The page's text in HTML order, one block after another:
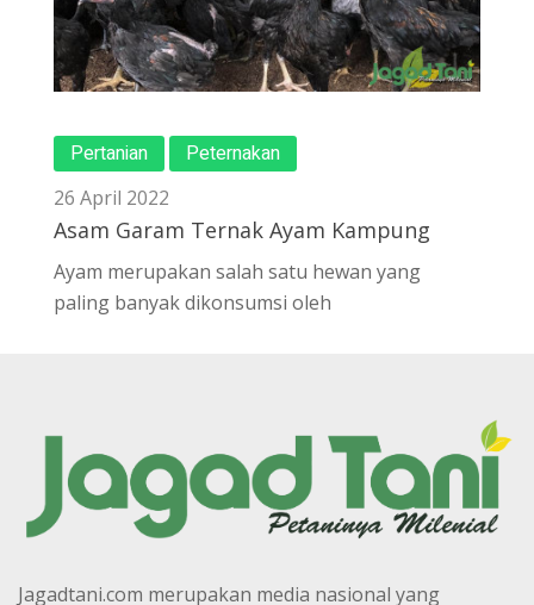
Pertanian Peternakan
26 April 2022
Asam Garam Ternak Ayam Kampung
Ayam merupakan salah satu hewan yang
paling banyak dikonsumsi oleh
Jagadtani.com merupakan media nasional yang